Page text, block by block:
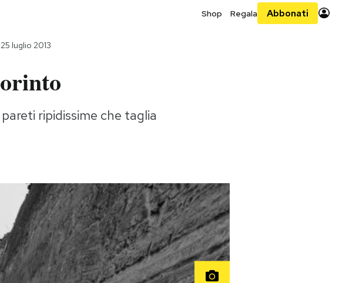
Shop Regala Abbonati
luglio 2013
ripidissime che taglia